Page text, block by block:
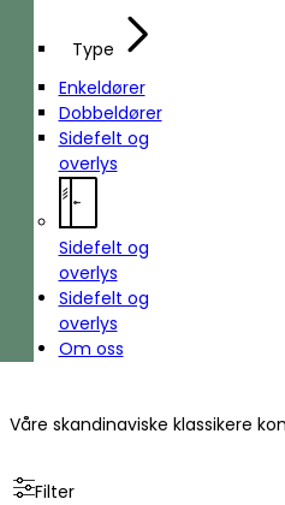
Type
Enkeldører
Dobbeldører
Sidefelt og
overlys
Sidefelt og
overlys
Sidefelt og
overlys
Om oss
Våre skandinaviske klassikere
Filter